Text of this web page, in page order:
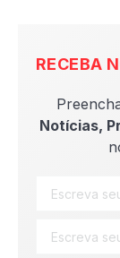
RECEBA
Notícias,